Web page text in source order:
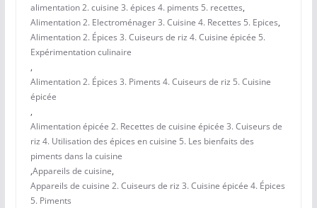
alimentation 2. cuisine 3. épices 4. piments 5. recettes,
Alimentation 2. Electroménager 3. Cuisine 4. Recettes 5. Epices,
Alimentation 2. Épices 3. Cuiseurs de riz 4. Cuisine épicée 5.
Expérimentation culinaire
,
Alimentation 2. Épices 3. Piments 4. Cuiseurs de riz 5. Cuisine
épicée
,
Alimentation épicée 2. Recettes de cuisine épicée 3. Cuiseurs de
riz 4. Utilisation des épices en cuisine 5. Les bienfaits des
piments dans la cuisine
,Appareils de cuisine,
Appareils de cuisine 2. Cuiseurs de riz 3. Cuisine épicée 4. Épices
5. Piments